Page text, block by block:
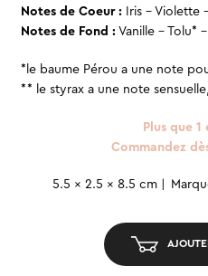
Notes de Coeur :Iris – Violette
Notes de Fond :Vanille – Tolu*
*le baume Pérou a une note
** le styrax a une note
Plus que
Commandez
-
5.5 x 2.5 x 8.5 cm